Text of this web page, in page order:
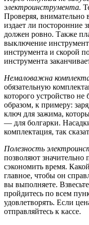
электроинструмента.
Проверяя, внимательно
издает ли посторонние
должен ровно. Также
выключение
инструмента и скорой
инструмента
Немаловажна
обязательную
которого устройство
образом, к примеру:
ключ для зажима,
— для болгарки.
комплектация, так
Полезность
позволяют значительно
сэкономить время.
главное, чтобы он
вы выполняете.
пройдитесь по всем
удовлетворять. Если
отправляйтесь к кассе.